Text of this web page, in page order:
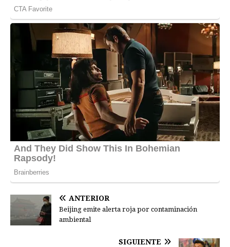
ANTERIOR
Beijing emite alerta roja por contaminación
ambiental
SIGUIENTE